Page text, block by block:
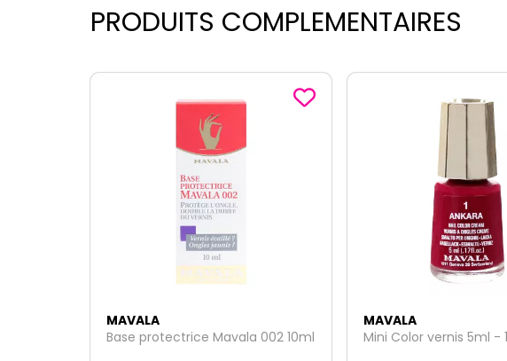
PRODUITS COMPLEMENTAIRES
MAVALA
Mini Color vernis 5ml - 1 Ankara
MAVALA
Lip Shine rouge à